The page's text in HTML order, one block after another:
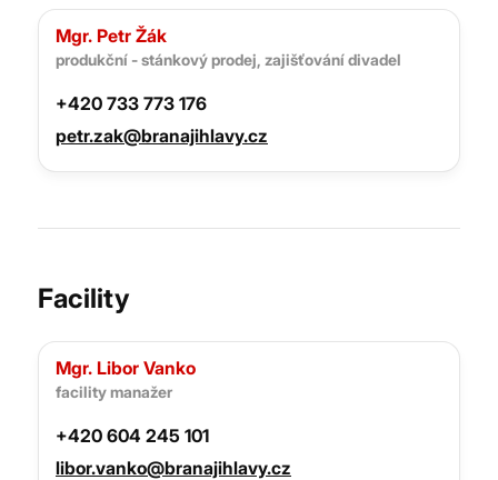
Mgr. Petr Žák
produkční - stánkový prodej, zajišťování divadel
+420 733 773 176
petr.zak@branajihlavy.cz
Facility
Mgr. Libor Vanko
facility manažer
+420 604 245 101
libor.vanko@branajihlavy.cz